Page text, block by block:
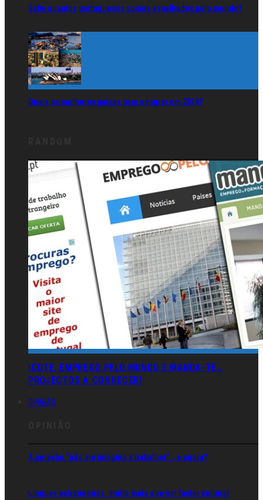
Sabe quantos portugueses somos espalhados pelo mundo?
Quais os melhores países para emigrar em 2014?
ICOTE, EMPREGO PELO MUNDO E MANDA-TE…
PROJECTOS A CONHECER!
OPINIÃO
A geração “não me imagino a trabalhar”… e agora?
Línguas estrangeiras: muito mais que um factor cultural